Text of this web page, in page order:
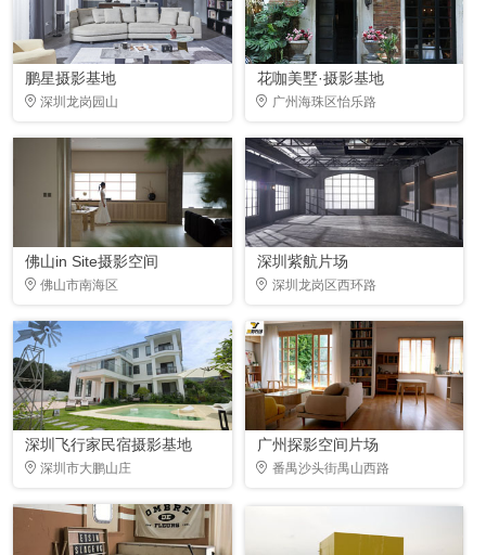
鹏星摄影基地
深圳龙岗园山
花咖美墅·摄影基地
广州海珠区怡乐路
佛山in Site摄影空间
佛山市南海区
深圳紫航片场
深圳龙岗区西环路
深圳飞行家民宿摄影基地
深圳市大鹏山庄
广州探影空间片场
番禺沙头街禺山西路